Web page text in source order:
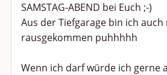
SAMSTAG-ABEND bei Euch ;-)
Aus der Tiefgarage bin ich auch
rausgekommen puhhhhh
Wenn ich darf würde ich gerne